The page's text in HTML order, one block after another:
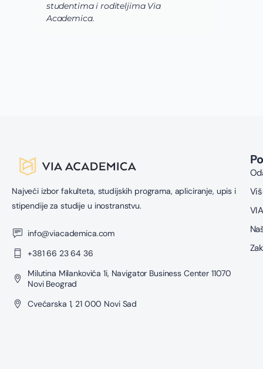
studentima i roditeljima Via
Academica.
Najveći izbor fakulteta, studijskih programa, apliciranje, upis i
stipendije za studije u inostranstvu.
info@viacademica.com
+381 66 23 64 36
Milutina Milankovića 1i, Navigator Business Center 11070
Novi Beograd
Cvećarska 1, 21 000 Novi Sad